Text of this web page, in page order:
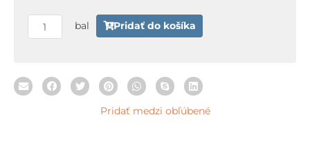
25
bal Pridať do košíka
Pridať medzi obľúbené